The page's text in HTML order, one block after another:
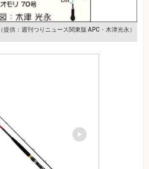
（提供：週刊つりニュース関東版 APC・木津光永）